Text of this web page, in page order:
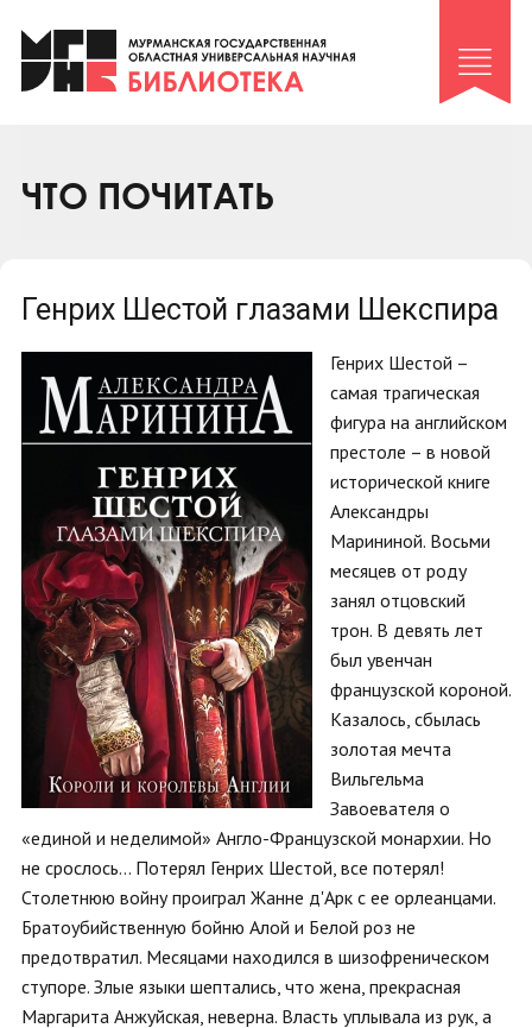
Клуб «Гиря и сельдерей»
Клуб «Семейный архив»
Коллегам
ЧТО ПОЧИТАТЬ
Генрих Шестой глазами Шекспира
Генрих Шестой –
самая трагическая
фигура на английском
престоле – в новой
исторической книге
Александры
Марининой. Восьми
месяцев от роду
занял отцовский
трон. В девять лет
был увенчан
французской короной.
Казалось, сбылась
золотая мечта
Вильгельма
Завоевателя о
«единой и неделимой» Англо-Французской монархии. Но
не срослось… Потерял Генрих Шестой, все потерял!
Столетнюю войну проиграл Жанне д'Арк с ее орлеанцами.
Братоубийственную бойню Алой и Белой роз не
предотвратил. Месяцами находился в шизофреническом
ступоре. Злые языки шептались, что жена, прекрасная
Маргарита Анжуйская, неверна. Власть уплывала из рук, а